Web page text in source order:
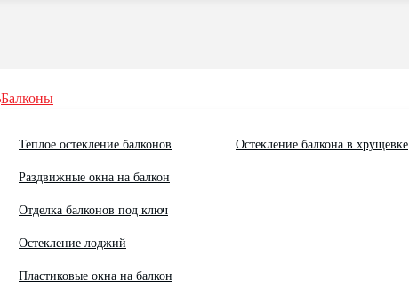
Балконы
Теплое остекление балконов
Раздвижные окна на балкон
Отделка балконов под ключ
Остекление лоджий
Пластиковые окна на балкон
Остекление балкона в хрущевке